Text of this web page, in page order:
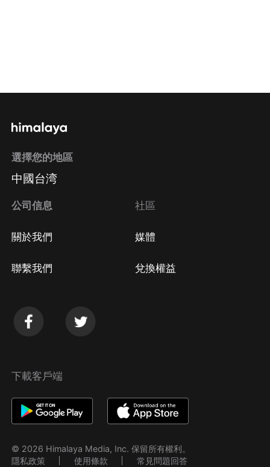
選擇您的地區
中國台湾
公司信息
關於我們
聯繫我們
社區
媒體
兌換權益
下載客戶端
© 2026 Himalaya Media, Inc. 保留所有權利。
隱私政策
使用條款 常見問題回答